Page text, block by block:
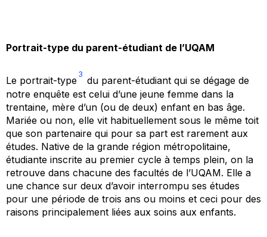
Portrait-type du parent-étudiant de l’UQAM
Le portrait-type
3
du parent-étudiant qui se dégage de
notre enquête est celui d’une jeune femme dans la
trentaine, mère d’un (ou de deux) enfant en bas âge.
Mariée ou non, elle vit habituellement sous le même toit
que son partenaire qui pour sa part est rarement aux
études. Native de la grande région métropolitaine,
étudiante inscrite au premier cycle à temps plein, on la
retrouve dans chacune des facultés de l’UQAM. Elle a
une chance sur deux d’avoir interrompu ses études
pour une période de trois ans ou moins et ceci pour des
raisons principalement liées aux soins aux enfants.